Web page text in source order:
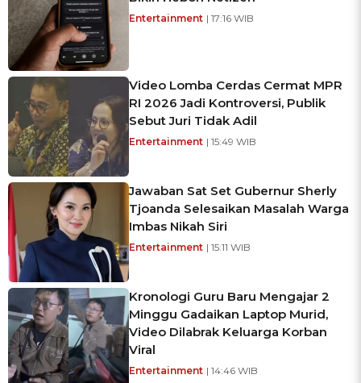
Entertainment | 17:16 WIB
Video Lomba Cerdas Cermat MPR
RI 2026 Jadi Kontroversi, Publik
Sebut Juri Tidak Adil
Entertainment | 15:49 WIB
Jawaban Sat Set Gubernur Sherly
Tjoanda Selesaikan Masalah Warga
Imbas Nikah Siri
Entertainment | 15:11 WIB
Kronologi Guru Baru Mengajar 2
Minggu Gadaikan Laptop Murid,
Video Dilabrak Keluarga Korban
Viral
Entertainment | 14:46 WIB